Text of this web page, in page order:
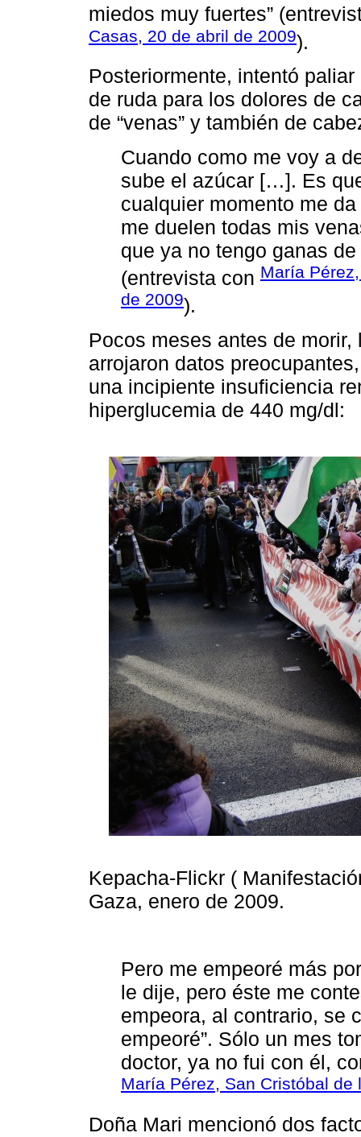
miedos muy fuertes”
Casas, 20 de abril de 2009).
Posteriormente, intentó
de ruda para los dolores de
de “venas” y también de
Cuando como me voy a
sube el azúcar […]. Es
cualquier momento me
me duelen todas mis
que ya no tengo ganas
(entrevista con María
de 2009).
Pocos meses antes de
arrojaron datos
una incipiente insuficiencia
hiperglucemia de 440 mg/dl:
Kepacha-Flickr (
Gaza, enero de 2009.
Pero me empeoré más
le dije, pero éste me
empeora, al contrario, se
empeoré”. Sólo un mes
doctor, ya no fui con él,
María Pérez, San Cristóbal
Doña Mari mencionó dos